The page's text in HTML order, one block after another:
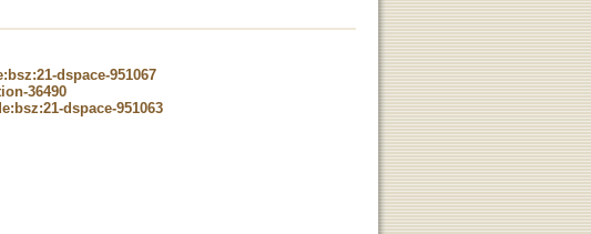
dspace-951067
36490
dspace-951063